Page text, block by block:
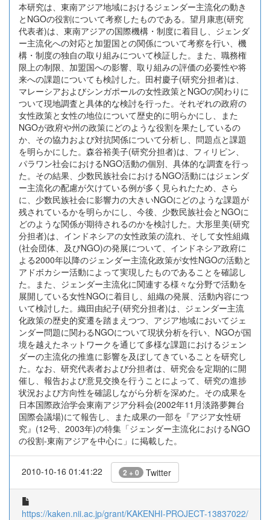
本研究は、東南アジア地域におけるジェンダー主流化の動き
とNGOの役割について考察したものである。望月康恵(研究
代表者)は、東南アジアの国際機構・制度に着目し、ジェンダ
ー主流化への対応と加盟国との関係について考察を行い、機
構・制度の独自の取り組みについて検証した。また、職務権
限上の制限、加盟国への影響、取り組みの評価の必要性や将
来への課題についても検討した。田村慶子(研究分担者)は、
マレーシアおよびシンガポールの女性政策とNGOの関わりに
ついて現地調査と具体的な検討を行った。それぞれの政府の
女性政策と女性の地位について歴史的に明らかにし、また
NGOが政府や州の政策にどのような役割を果たしているの
か、その協力および対抗関係について分析し、問題点と課題
を明らかにした。森谷裕美子(研究分担者)は、フィリピン、
パラワン社会におけるNGO活動の個別、具体的な調査を行っ
た。その結果、少数民族社会におけるNGO活動にはジェンダ
ー主流化の配慮が欠けている例が多く見られたため、さら
に、少数民族社会に影響力の大きいNGOにどのような課題が
残されているかを明らかにし、今後、少数民族社会とNGOに
どのような関係が期待されるのかを検討した。大形里美(研究
分担者)は、インドネシアの女性政策の流れ、そして女性組織
(社会団体、及びNGO)の発展について、インドネシア政府に
よる2000年以降のジェンダー主流化政策が女性NGOの活動と
アドボカシー活動によって実現したものであることを確認し
た。また、ジェンダー主流化に関連する様々な分野で活動を
展開している女性NGOに着目し、組織の発展、活動内容につ
いて検討した。織田由紀子(研究分担者)は、ジェンダー主流
化政策の歴史的変遷を踏まえつつ、アジア地域においてジェ
ンダー問題に関わるNGOについて現状分析を行い、NGOが国
境を越えたネットワークを通じて多様な課題におけるジェン
ダーの主流化の推進に影響を及ぼしてきていることを研究し
た。なお、研究代表者および分担者は、研究会を定期的に開
催し、報告および意見交換を行うことによって、研究の進捗
状況および方向性を確認しながら分析を深めた。その成果を
日本国際政治学会東南アジア分科会(2002年11月淡路夢舞台
国際会議場)にて報告し、また成果の一部を『アジア女性研
究』(12号、2003年)の特集「ジェンダー主流化におけるNGO
の役割-東南アジアを中心に」に掲載した。
2010-10-16 01:41:22 2 + 0 Twitter
https://kaken.nii.ac.jp/grant/KAKENHI-PROJECT-13837022/